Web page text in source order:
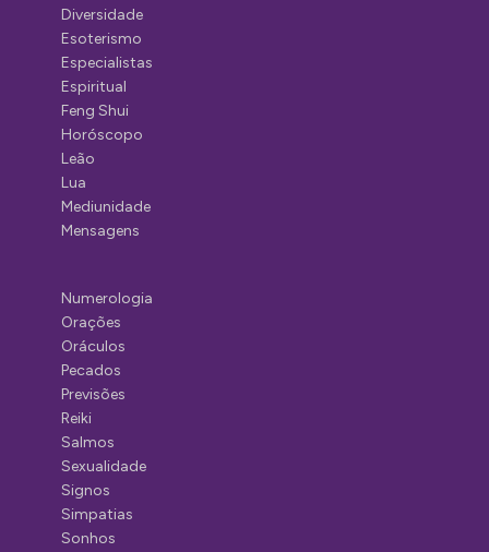
Diversidade
Esoterismo
Especialistas
Espiritual
Feng Shui
Horóscopo
Leão
Lua
Mediunidade
Mensagens
Numerologia
Orações
Oráculos
Pecados
Previsões
Reiki
Salmos
Sexualidade
Signos
Simpatias
Sonhos